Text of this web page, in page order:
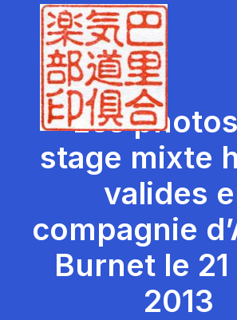
Les
stage mixte
valides
compagnie
Burnet le
2013